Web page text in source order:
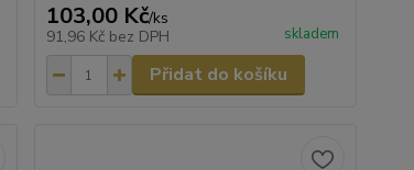
103,00 Kč/ks
91,96 Kč bez DPH skladem
Přidat do košíku